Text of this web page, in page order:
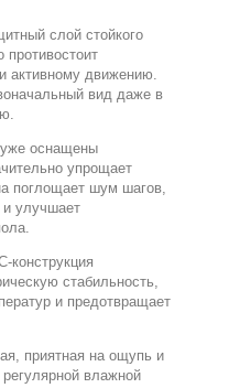
слой стойкого
противостоит
активному движению.
вид даже в
оснащены
упрощает
поглощает шум шагов,
улучшает
конструкция
стабильность,
и предотвращает
приятная на ощупь и
влажной